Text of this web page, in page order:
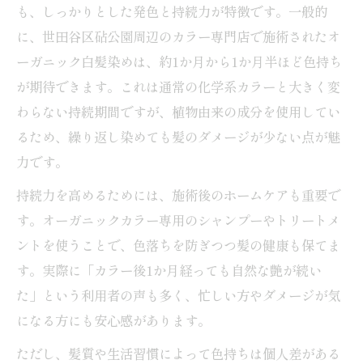
も、しっかりとした発色と持続力が特徴です。一般的
に、世田谷区砧公園周辺のカラー専門店で施術されたオ
ーガニック白髪染めは、約1か月から1か月半ほど色持ち
が期待できます。これは通常の化学系カラーと大きく変
わらない持続期間ですが、植物由来の成分を使用してい
るため、繰り返し染めても髪のダメージが少ない点が魅
力です。
持続力を高めるためには、施術後のホームケアも重要で
す。オーガニックカラー専用のシャンプーやトリートメ
ントを使うことで、色落ちを防ぎつつ髪の健康も保てま
す。実際に「カラー後1か月経っても自然な艶が続い
た」という利用者の声も多く、忙しい方やダメージが気
になる方にも安心感があります。
ただし、髪質や生活習慣によって色持ちは個人差がある